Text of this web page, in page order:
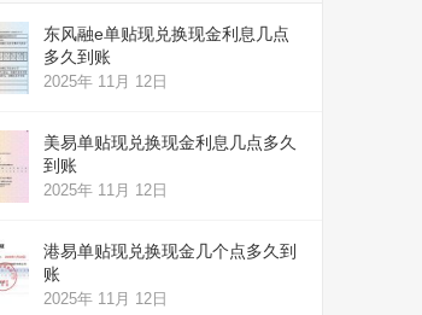
东风融e单贴现兑换现金利息几点
多久到账
2025年 11月 12日
美易单贴现兑换现金利息几点多久
到账
2025年 11月 12日
港易单贴现兑换现金几个点多久到
账
2025年 11月 12日